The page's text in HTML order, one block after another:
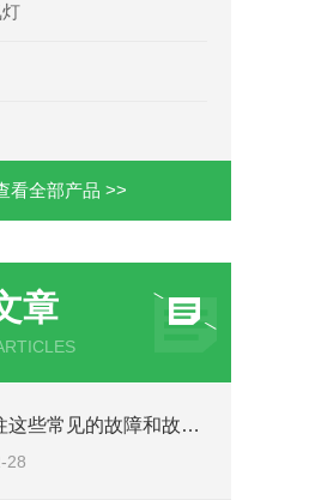
看全部产品 >>
章
液相色谱柱这些常见的故障和故障排除方法掌握了吗
28